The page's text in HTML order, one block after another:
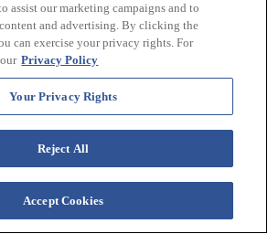
$209 USD / Noche
assist our marketing campaigns and to
and advertising. By clicking the
can exercise your privacy rights. For
Privacy Policy
Your Privacy Rights
Reject All
Accept Cookies